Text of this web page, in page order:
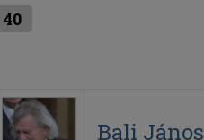
40
Bali János